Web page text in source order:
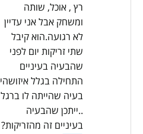
רץ , אוכל, שותה
ומשחק אבל אני עדיין
לא רגועה.הוא קיבל
שתי זריקות יום לפני
שהבעיה בעיניים
התחילה בגלל איזושהי
בעיה שהייתה לו ברגל
..ייתכן שהבעיה
בעיניים זה מהזריקות?